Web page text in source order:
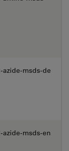
msds-de
msds-en